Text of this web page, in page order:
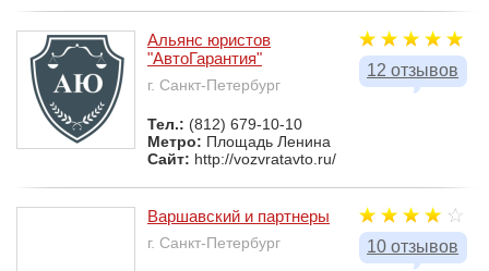
12 отзывов
Альянс юристов
"АвтоГарантия"
г. Санкт-Петербург
Тел.: (812) 679-10-10
Метро: Площадь Ленина
Сайт: http://vozvratavto.ru/
10 отзывов
Варшавский и партнеры
г. Санкт-Петербург